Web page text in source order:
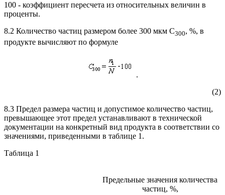
100 - коэффициент пересчета из относительных величин в
проценты.
8.2 Количество частиц размером более 300 мкм C300, %, в
продукте вычисляют по формуле
.
(2)
8.3 Предел размера частиц и допустимое количество частиц,
превышающее этот предел устанавливают в технической
документации на конкретный вид продукта в соответствии со
значениями, приведенными в таблице 1.
Таблица 1
Предельные значения количества
частиц, %,